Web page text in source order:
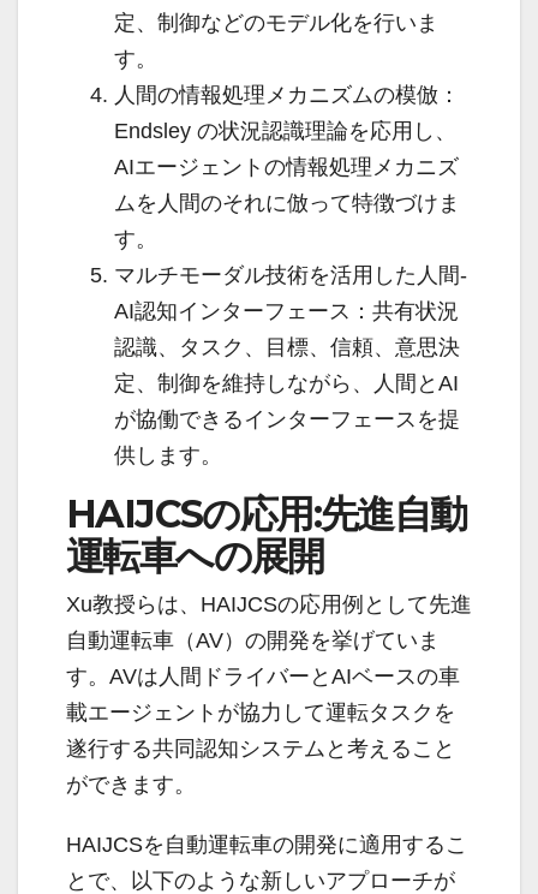
定、制御などのモデル化を行いま
す。
人間の情報処理メカニズムの模倣：
Endsley の状況認識理論を応用し、
AIエージェントの情報処理メカニズ
ムを人間のそれに倣って特徴づけま
す。
マルチモーダル技術を活用した人間-
AI認知インターフェース：共有状況
認識、タスク、目標、信頼、意思決
定、制御を維持しながら、人間とAI
が協働できるインターフェースを提
供します。
HAIJCSの応用:先進自動
運転車への展開
Xu教授らは、HAIJCSの応用例として先進
自動運転車（AV）の開発を挙げていま
す。AVは人間ドライバーとAIベースの車
載エージェントが協力して運転タスクを
遂行する共同認知システムと考えること
ができます。
HAIJCSを自動運転車の開発に適用するこ
とで、以下のような新しいアプローチが